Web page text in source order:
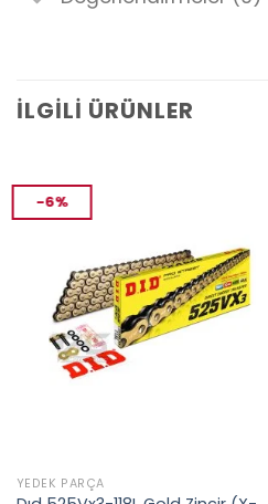
İLGILI ÜRÜNLER
-6%
YEDEK PARÇA